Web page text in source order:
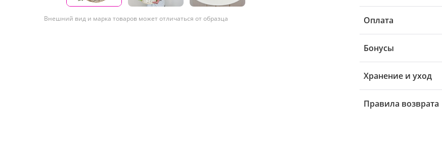
Внешний вид и марка товаров может отличаться от образца Оплата
Бонусы
Хранение и уход
Правила возврата